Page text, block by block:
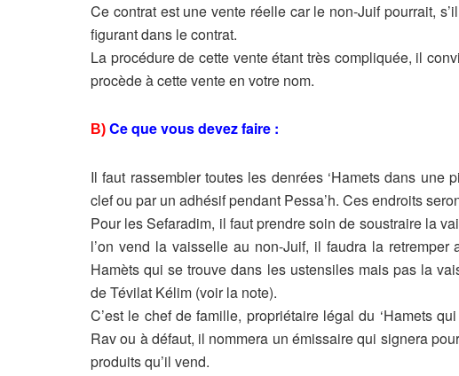
Ce contrat est une vente réelle car le non-Juif pourrait,
figurant dans le contrat.
La procédure de cette vente étant très compliquée, il
procède à cette vente en votre nom.
B) Ce que vous devez faire :
Il faut rassembler toutes les denrées ‘Hamets dans une
clef ou par un adhésif pendant Pessa’h. Ces endroits
Pour les Sefaradim, il faut prendre soin de soustraire la
l’on vend la vaisselle au non-Juif, il faudra la
Hamèts qui se trouve dans les ustensiles mais pas la
de Tévilat Kélim (voir la note).
C’est le chef de famille, propriétaire légal du ‘Hamets
Rav ou à défaut, il nommera un émissaire qui signera
produits qu’il vend.